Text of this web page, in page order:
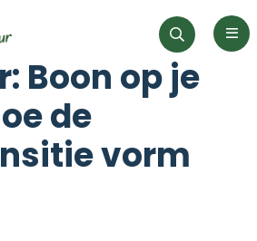
Zoeken
Boon op je
de
vorm